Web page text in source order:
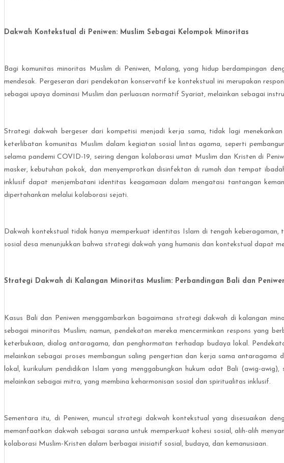
Dakwah Kontekstual di Peniwen: Muslim Sebagai Kelompok Minoritas
Bagi komunitas minoritas Muslim di Peniwen, Malang, yang hidup berdampingan
mendesak. Pergeseran dari pendekatan konservatif ke kontekstual ini merupakan
sebagai upaya dominasi Muslim dan perluasan normatif Syariat, melainkan sebagai
Strategi dakwah bergeser dari kompetisi menjadi kerja sama, tidak lagi
keterlibatan komunitas Muslim dalam kegiatan sosial lintas agama, seperti
selama pandemi COVID-19, seiring dengan kolaborasi umat Muslim dan Kristen di
masker, kebutuhan pokok, dan menyemprotkan disinfektan di rumah dan tempat
inklusif dapat menjembatani identitas keagamaan dalam mengatasi tantangan
dipertahankan melalui kolaborasi sejati.
Dakwah kontekstual tidak hanya memperkuat identitas Islam di tengah
sosial desa menunjukkan bahwa strategi dakwah yang humanis dan kontekstual dapat
Strategi Dakwah di Kalangan Minoritas Muslim: Perbandingan Bali dan
Kasus Bali dan Peniwen menggambarkan bagaimana strategi dakwah di kalangan
sebagai minoritas Muslim; namun, pendekatan mereka mencerminkan respons yang
keterbukaan, dialog antaragama, dan penghormatan terhadap budaya lokal.
melainkan sebagai proses membangun saling pengertian dan kerja sama
lokal, kurikulum pendidikan Islam yang menggabungkan hukum adat Bali (awig-
melainkan sebagai mitra, yang membina keharmonisan sosial dan spiritualitas inklusif.
Sementara itu, di Peniwen, muncul strategi dakwah kontekstual yang disesuaikan
memanfaatkan dakwah sebagai sarana untuk memperkuat kohesi sosial, alih-alih
kolaborasi Muslim-Kristen dalam berbagai inisiatif sosial, budaya, dan kemanusiaan.